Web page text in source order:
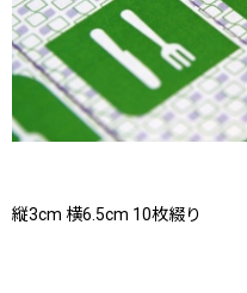
縦3cm 横6.5cm 10枚綴り